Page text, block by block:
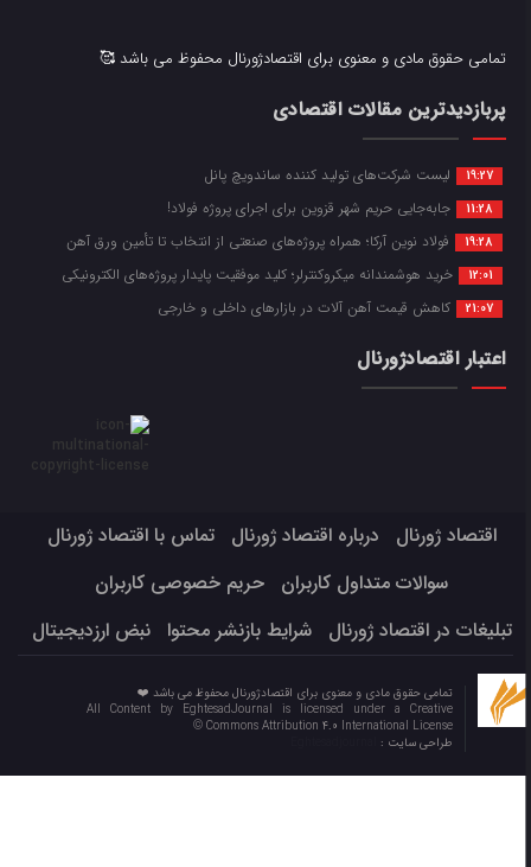
تمامی حقوق مادی و معنوی برای اقتصادژورنال محفوظ می باشد 🥰
پربازدیدترین مقالات اقتصادی
19:27 لیست شرکت‌های تولید کننده ساندویچ پانل
11:28 جابه‌جایی حریم شهر قزوین برای اجرای پروژه فولاد!
19:28 فولاد نوین آرکا؛ همراه پروژه‌های صنعتی از انتخاب تا تأمین ورق آهن
12:01 خرید هوشمندانه میکروکنترلر؛ کلید موفقیت پایدار پروژه‌های الکترونیکی
21:07 کاهش قیمت آهن آلات در بازارهای داخلی و خارجی
اعتبار اقتصادژورنال
اقتصاد ژورنال درباره اقتصاد ژورنال
تماس با اقتصاد ژورنال
سوالات متداول کاربران
حریم خصوصی کاربران
تبلیغات در اقتصاد ژورنال
شرایط بازنشر محتوا نبض ارزدیجیتال
تمامی حقوق مادی و معنوی برای اقتصادژورنال محفوظ می باشد ❤️
All Content by EghtesadJournal is licensed under a Creative
Commons Attribution 4.0 International License ©️
طراحی سایت :